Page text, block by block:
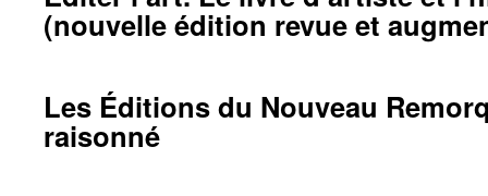
(nouvelle édition revue et
Les Éditions du Nouveau
raisonné